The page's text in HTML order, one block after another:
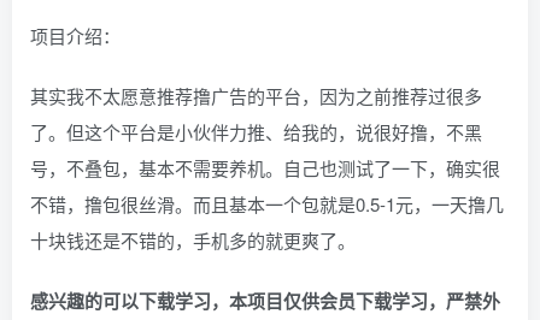
项目介绍：
其实我不太愿意推荐撸广告的平台，因为之前推荐过很多
了。但这个平台是小伙伴力推、给我的，说很好撸，不黑
号，不叠包，基本不需要养机。自己也测试了一下，确实很
不错，撸包很丝滑。而且基本一个包就是0.5-1元，一天撸几
十块钱还是不错的，手机多的就更爽了。
感兴趣的可以下载学习，本项目仅供会员下载学习，严禁外